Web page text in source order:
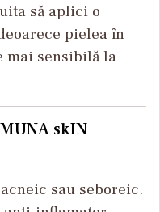
să aplici o
pielea în
mai sensibilă la
skIN
sau seboreic.